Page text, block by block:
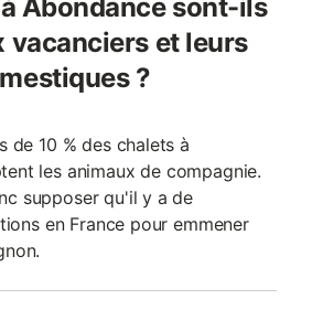
Abondance sont-ils
vacanciers et leurs
?
de 10 % des chalets à
les animaux de compagnie.
supposer qu'il y a de
en France pour emmener